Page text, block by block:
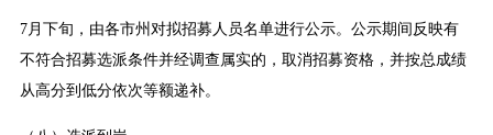
7月下旬，由各市州对拟招募人员名单进行公示。公示期间反映有
不符合招募选派条件并经调查属实的，取消招募资格，并按总成绩
从高分到低分依次等额递补。